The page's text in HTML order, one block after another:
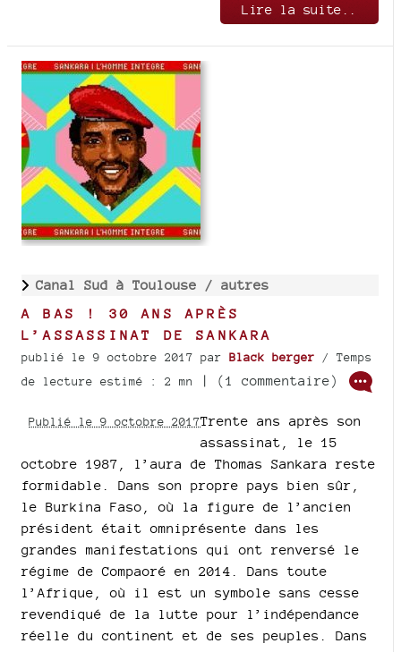
Lire la suite..
Canal Sud à Toulouse / autres
A BAS ! 30 ANS APRÈS
L’ASSASSINAT DE SANKARA
publié le 9 octobre 2017 par Black berger / Temps
de lecture estimé : 2 mn
| (1 commentaire)
Publié le 9 octobre 2017Trente ans après son
assassinat, le 15
octobre 1987, l’aura de Thomas Sankara reste
formidable. Dans son propre pays bien sûr,
le Burkina Faso, où la figure de l’ancien
président était omniprésente dans les
grandes manifestations qui ont renversé le
régime de Compaoré en 2014. Dans toute
l’Afrique, où il est un symbole sans cesse
revendiqué de la lutte pour l’indépendance
réelle du continent et de ses peuples. Dans